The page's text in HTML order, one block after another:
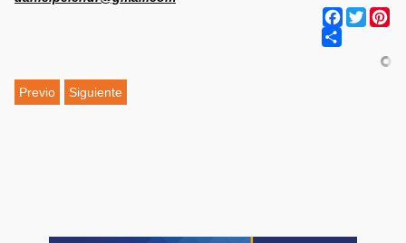
Facebook
Twitter
Previo Siguiente